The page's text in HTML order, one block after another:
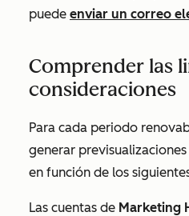
puede enviar un correo
Comprender las
consideraciones
Para cada periodo
generar
en función de los
Las cuentas de Marketing